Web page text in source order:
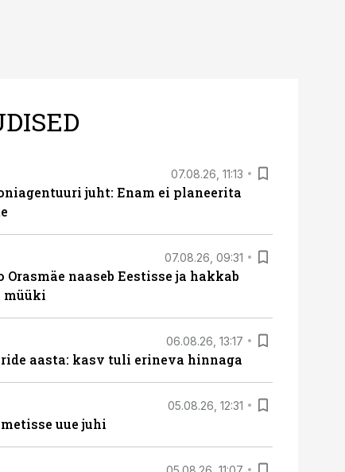
07.08.26, 11:13
juht: Enam ei planeerita
07.08.26, 09:31
naaseb Eestisse ja hakkab
müüki
06.08.26, 13:17
aasta: kasv tuli erineva hinnaga
05.08.26, 12:31
uue juhi